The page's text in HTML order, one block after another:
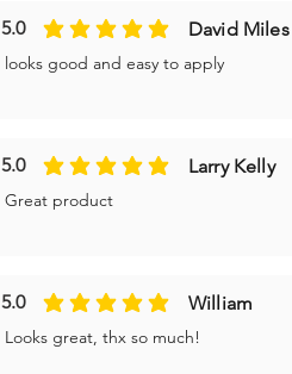
5.0
la valutazione media è 5 su 5David Miles
looks good and easy to apply
5.0
la valutazione media è 5 su 5
Larry Kelly
Great product
5.0
la valutazione media è 5 su 5
William
Looks great, thx so much!